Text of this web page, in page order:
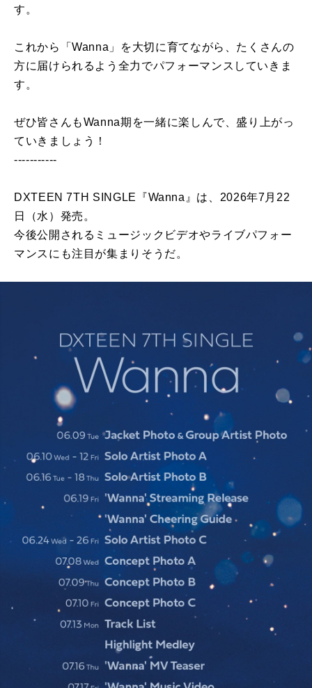
す。
これから「Wanna」を大切に育てながら、たくさんの
方に届けられるよう全力でパフォーマンスしていきま
す。
ぜひ皆さんもWanna期を一緒に楽しんで、盛り上がっ
ていきましょう！
-----------
DXTEEN 7TH SINGLE『Wanna』は、2026年7月22
日（水）発売。
今後公開されるミュージックビデオやライブパフォー
マンスにも注目が集まりそうだ。